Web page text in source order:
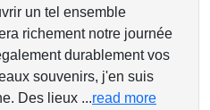
un tel ensemble
richement notre journée
durablement vos
souvenirs, j'en suis
Des lieux ...read more